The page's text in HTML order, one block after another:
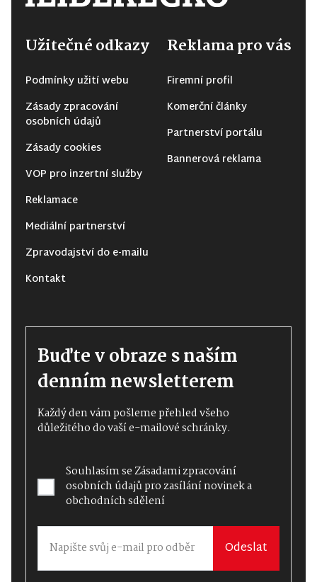
Užitečné odkazy
Podmínky užití webu
Zásady zpracování
osobních údajů
Zásady cookies
VOP pro inzertní služby
Reklamace
Mediální partnerství
Zpravodajství do e-mailu
Kontakt
Reklama pro vás
Firemní profil
Komerční články
Partnerství portálu
Bannerová reklama
Buďte v obraze s naším
denním newsletterem
Každý den vám pošleme přehled všeho
důležitého do vaší e-mailové schránky.
Souhlasím seZásadami zpracování
osobních údajůpro zasílání novinek a
obchodních sdělení
Odeslat